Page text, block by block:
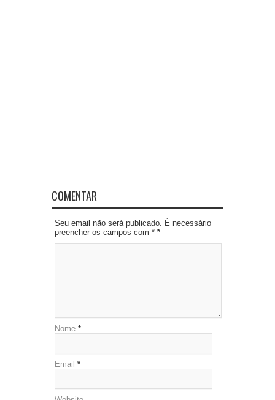
COMENTAR
Seu email não será publicado. É necessário
preencher os campos com * *
Nome *
Email *